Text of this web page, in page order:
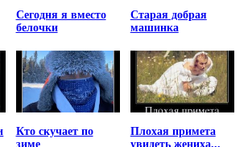
Сегодня я вместо
белочки
Старая добрая
машинка
Кто скучает по
зиме
Плохая примета
увидеть жениха...